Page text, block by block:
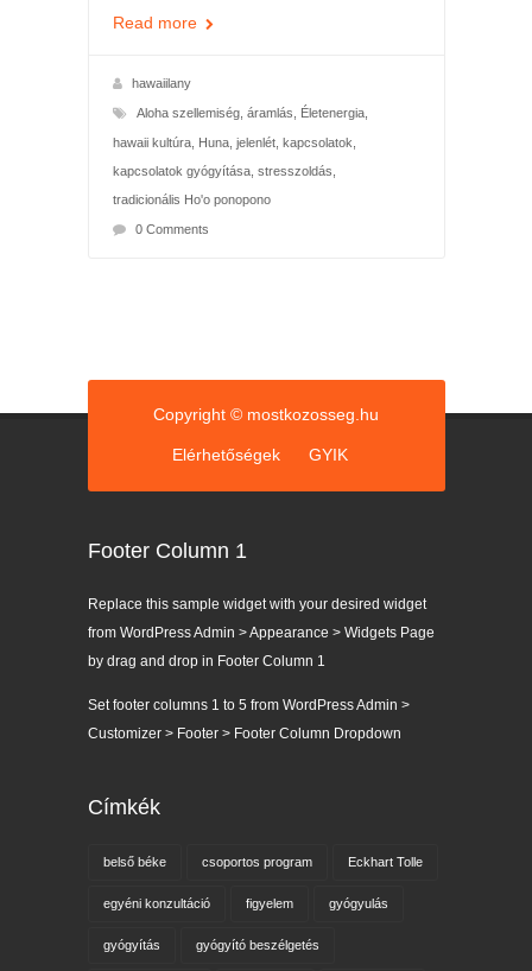
Read more
hawaiilany
Aloha szellemiség, áramlás, Életenergia,
hawaii kultúra, Huna, jelenlét, kapcsolatok,
kapcsolatok gyógyítása, stresszoldás,
tradicionális Ho'o ponopono
0 Comments
Copyright © mostkozosseg.hu
Elérhetőségek GYIK
Footer Column 1
Replace this sample widget with your desired widget
from WordPress Admin > Appearance > Widgets Page
by drag and drop in Footer Column 1
Set footer columns 1 to 5 from WordPress Admin >
Customizer > Footer > Footer Column Dropdown
Címkék
belső béke csoportos program Eckhart Tolle
egyéni konzultáció figyelem gyógyulás
gyógyítás gyógyító beszélgetés